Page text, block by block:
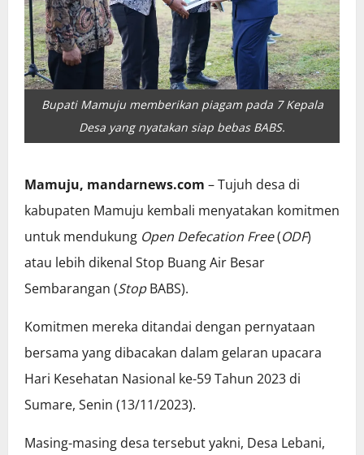
Bupati Mamuju memberikan piagam pada 7 Kepala
Desa yang nyatakan siap bebas BABS.
Mamuju, mandarnews.com – Tujuh desa di
kabupaten Mamuju kembali menyatakan komitmen
untuk mendukung Open Defecation Free(ODF)
atau lebih dikenal Stop Buang Air Besar
Sembarangan (StopBABS).
Komitmen mereka ditandai dengan pernyataan
bersama yang dibacakan dalam gelaran upacara
Hari Kesehatan Nasional ke-59 Tahun 2023 di
Sumare, Senin (13/11/2023).
Masing-masing desa tersebut yakni, Desa Lebani,